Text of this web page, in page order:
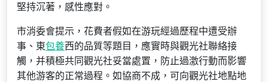
堅持沉著，感性應對。
市消委會提示，花費者假如在游玩經過歷程中遭受辦
事、東包養西的品質等題目，應實時與觀光社聯絡接
觸，并積極共同觀光社妥當處置，防止過激行動而影響
其他游客的正常過程。如協商不成，可向觀光社地點地